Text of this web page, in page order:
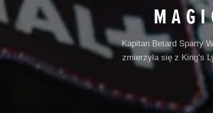
Kapitan Betard Sparty
zmierzyła się z King’s